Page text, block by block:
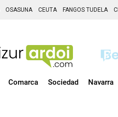
OSASUNA CEUTA FANGOS TUDELA
Comarca Sociedad Navarra